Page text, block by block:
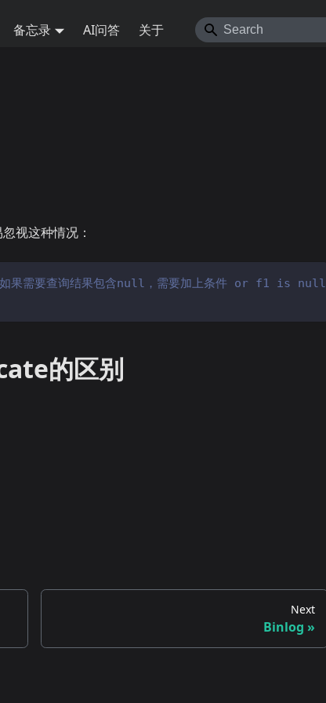
备忘录 AI问答 关于
视这种情况：
需要查询结果包含null，需要加上条件 or f1 is null
的区别
Next
Binlog